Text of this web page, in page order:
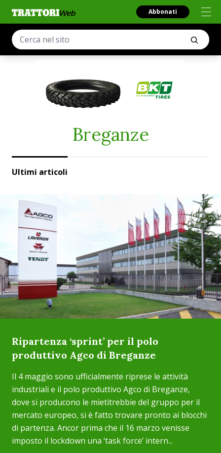
Abbonati
Breganze
Ultimi articoli
Ripartenza ‘sprint’ per il polo
produttivo Agco di Breganze
Il 4 maggio sono ufficialmente riprese le attività
industriali e il polo produttivo Agco di Breganze,
dove si producono le mietitrebbie del gruppo per il
mercato europeo, si è fatto trovare pronto ai blocchi
di partenza. Ancor prima che il 16 marzo venisse
imposto il lockdown una ‘task force’ intern...